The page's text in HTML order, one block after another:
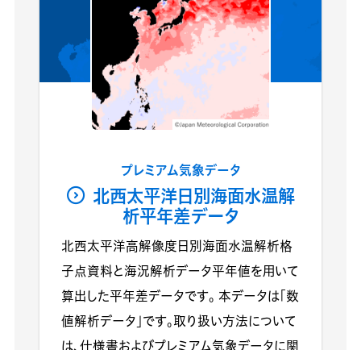
プレミアム気象データ
北西太平洋日別海面水温解
析平年差データ
北西太平洋高解像度日別海面水温解析格
子点資料と海況解析データ平年値を用いて
算出した平年差データです。 本データは「数
値解析データ」です。取り扱い方法について
は、仕様書およびプレミアム気象データに関